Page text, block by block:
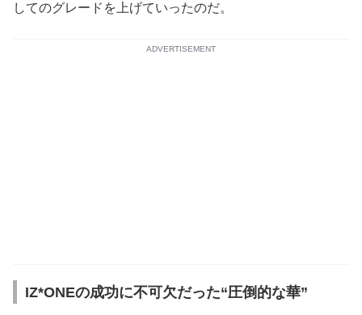
してのグレードを上げていったのだ。
ADVERTISEMENT
IZ*ONEの成功に不可欠だった“圧倒的な華”